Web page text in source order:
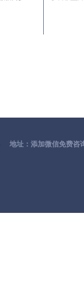
地址：添加微信免费咨